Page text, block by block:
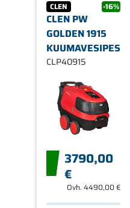
CLEN -16%
CLEN PW
GOLDEN 1915
KUUMAVESIPESURI
CLP40915
3790,00
€
Ovh. 4490,00 €